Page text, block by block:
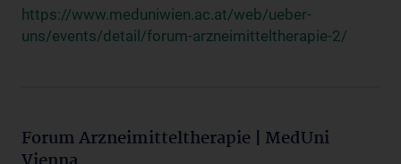
https://www.meduniwien.ac.at/web/ueber-
uns/events/detail/forum-arzneimitteltherapie-2/
Forum Arzneimitteltherapie | MedUni